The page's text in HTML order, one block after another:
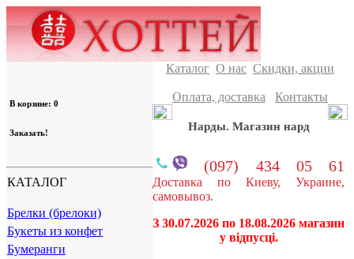
В корзине: 0
Заказать!
КАТАЛОГ
Брелки (брелоки)
Букеты из конфет
Бумеранги
Каталог О нас Скидки, акции
Оплата, доставка Контакты
Нарды. Магазин нард
(097) 434 05 61
Доставка по Киеву, Украине,
самовывоз.
З 30.07.2026 по 18.08.2026 магазин
у відпусці.